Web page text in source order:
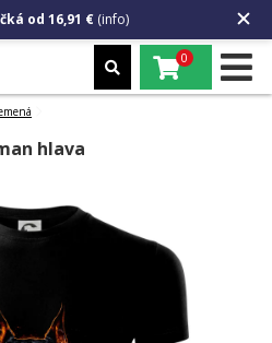
od 16,91 € (info)
0
hlava